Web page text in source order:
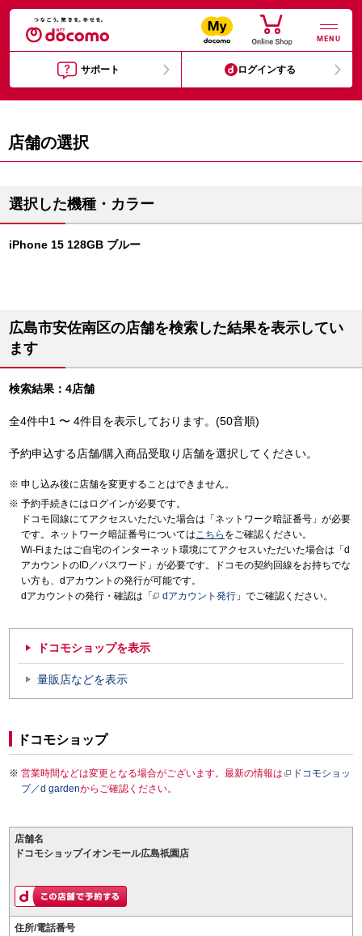
MENU
サポート ログインする
店舗の選択
選択した機種・カラー
iPhone 15 128GB ブルー
広島市安佐南区の店舗を検索した結果を表示してい
ます
検索結果：4店舗
全4件中1 〜 4件目を表示しております。(50音順)
予約申込する店舗/購入商品受取り店舗を選択してください。
申し込み後に店舗を変更することはできません。
予約手続きにはログインが必要です。
ドコモ回線にてアクセスいただいた場合は「ネットワーク暗証番号」が必要
です。ネットワーク暗証番号についてはこちら をご確認ください。
Wi-Fiまたはご自宅のインターネット環境にてアクセスいただいた場合は「d
アカウントのID／パスワード」が必要です。ドコモの契約回線をお持ちでな
い方も、dアカウントの発行が可能です。
dアカウントの発行・確認は「
dアカウント発行 」でご確認ください。
ドコモショップを表示
量販店などを表示
ドコモショップ
営業時間などは変更となる場合がございます。最新の情報は
ドコモショッ
プ／d gardenからご確認ください。
店舗名
ドコモショップイオンモール広島祇園店
住所/電話番号